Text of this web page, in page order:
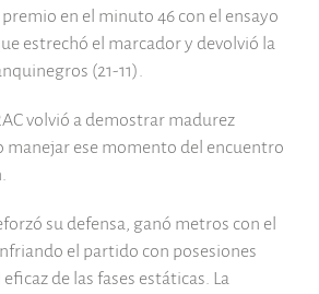
en el minuto 46 con el ensayo
estrechó el marcador y devolvió la
(21-11).
volvió a demostrar madurez
manejar ese momento del encuentro
su defensa, ganó metros con el
el partido con posesiones
de las fases estáticas. La